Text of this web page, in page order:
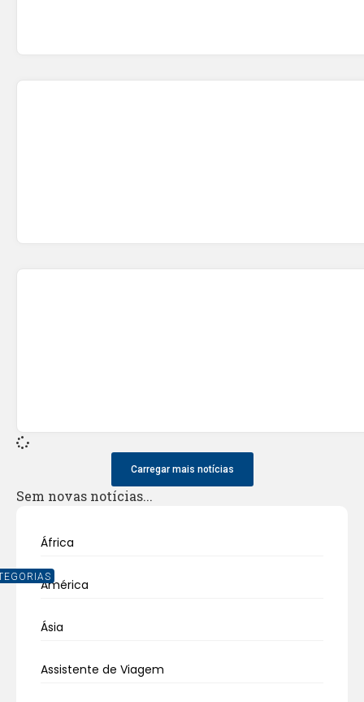
África
América
Ásia
Assistente de Viagem
Carregar mais notícias
Sem novas notícias...